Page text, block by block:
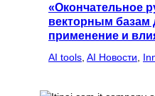
«Окончательное
векторным базам
применение и
AI tools AI Новости